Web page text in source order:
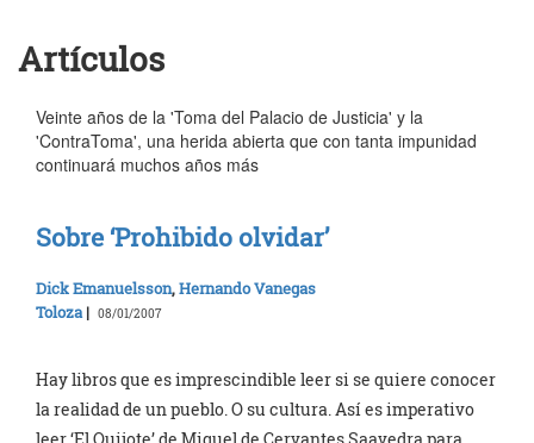
Artículos
Veinte años de la 'Toma del Palacio de Justicia' y la
'ContraToma', una herida abierta que con tanta impunidad
continuará muchos años más
Sobre ‘Prohibido olvidar’
Dick Emanuelsson,Hernando Vanegas
Toloza | 08/01/2007
Hay libros que es imprescindible leer si se quiere conocer
la realidad de un pueblo. O su cultura. Así es imperativo